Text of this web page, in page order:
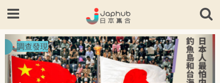
調查發現
Previous